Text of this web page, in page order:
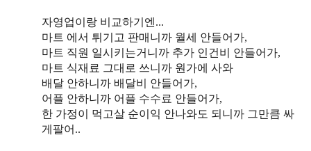
자영업이랑 비교하기엔...
마트 에서 튀기고 판매니까 월세 안들어가,
마트 직원 일시키는거니까 추가 인건비 안들어가,
마트 식재료 그대로 쓰니까 원가에 사와
배달 안하니까 배달비 안들어가,
어플 안하니까 어플 수수료 안들어가,
한 가정이 먹고살 순이익 안나와도 되니까 그만큼 싸
게팔어..